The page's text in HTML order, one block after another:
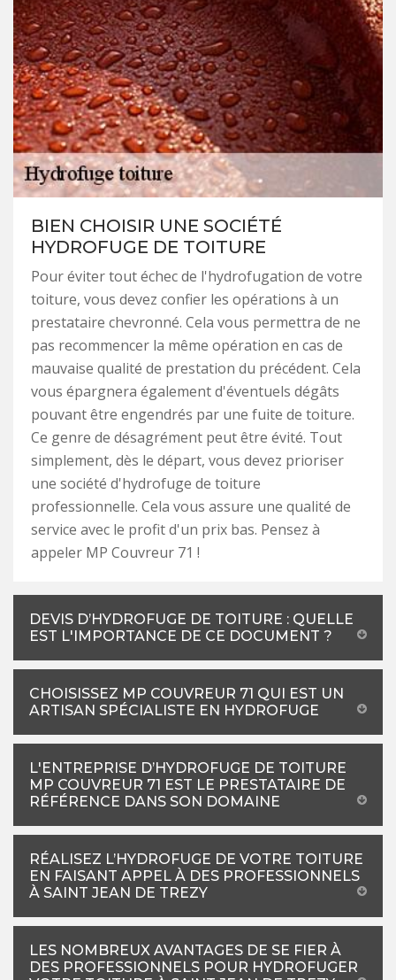
BIEN CHOISIR UNE SOCIÉTÉ
HYDROFUGE DE TOITURE
Pour éviter tout échec de l'hydrofugation de votre
toiture, vous devez confier les opérations à un
prestataire chevronné. Cela vous permettra de ne
pas recommencer la même opération en cas de
mauvaise qualité de prestation du précédent. Cela
vous épargnera également d'éventuels dégâts
pouvant être engendrés par une fuite de toiture.
Ce genre de désagrément peut être évité. Tout
simplement, dès le départ, vous devez prioriser
une société d'hydrofuge de toiture
professionnelle. Cela vous assure une qualité de
service avec le profit d'un prix bas. Pensez à
appeler MP Couvreur 71 !
DEVIS D’HYDROFUGE DE TOITURE : QUELLE
EST L'IMPORTANCE DE CE DOCUMENT ?
CHOISISSEZ MP COUVREUR 71 QUI EST UN
ARTISAN SPÉCIALISTE EN HYDROFUGE
L'ENTREPRISE D’HYDROFUGE DE TOITURE
MP COUVREUR 71 EST LE PRESTATAIRE DE
RÉFÉRENCE DANS SON DOMAINE
RÉALISEZ L’HYDROFUGE DE VOTRE TOITURE
EN FAISANT APPEL À DES PROFESSIONNELS
À SAINT JEAN DE TREZY
LES NOMBREUX AVANTAGES DE SE FIER À
DES PROFESSIONNELS POUR HYDROFUGER